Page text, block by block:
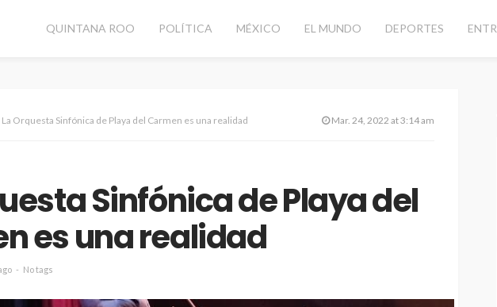
QUINTANA ROO POLÍTICA MÉXICO EL MUNDO DEPORTES
La Orquesta Sinfónica de Playa del Carmen es una realidad Mar. 24, 2022 at 3:14 am
Sinfónica de Playa del
es una realidad
No tags